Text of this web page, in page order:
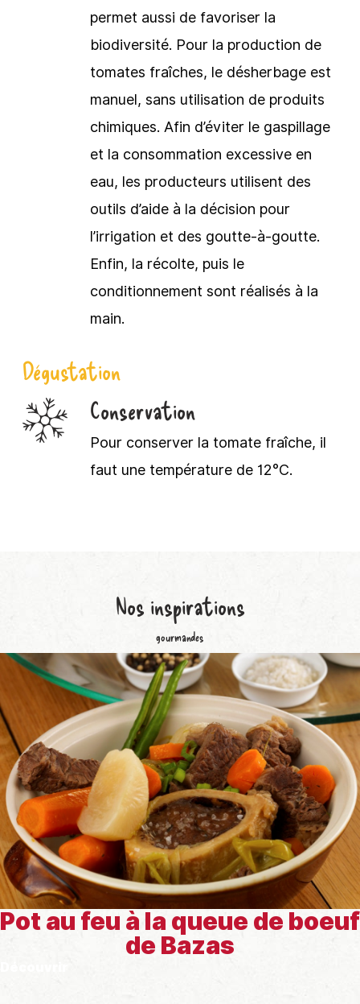
permet aussi de favoriser la
biodiversité. Pour la production de
tomates fraîches, le désherbage est
manuel, sans utilisation de produits
chimiques. Afin d’éviter le gaspillage
et la consommation excessive en
eau, les producteurs utilisent des
outils d’aide à la décision pour
l’irrigation et des goutte-à-goutte.
Enfin, la récolte, puis le
conditionnement sont réalisés à la
main.
Dégustation
Conservation
Pour conserver la tomate fraîche, il
faut une température de 12°C.
Nos inspirations
gourmandes
Pot au feu à la queue de boeuf
de Bazas